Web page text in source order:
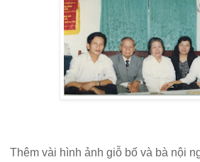
Thêm vài hình ảnh giỗ bố và bà nội